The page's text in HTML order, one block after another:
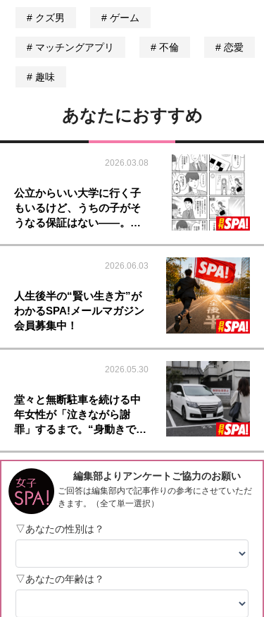
クズ男 ゲーム
マッチングアプリ 不倫 恋愛
趣味
あなたにおすすめ
2026.03.08
公立からいい大学に行く子
もいるけど、うちの子がそ
うなる保証はない――。…
2026.06.03
人生後半の“賢い生き方”が
わかるSPA!メールマガジン
会員募集中！
2026.05.30
堂々と無断駐車を続ける中
年女性が「泣きながら謝
罪」するまで。“身動きで…